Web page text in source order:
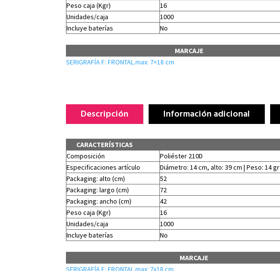
Peso caja (Kgr)
16
Unidades/caja
1000
Incluye baterías
No
MARCAJE
SERIGRAFÍA F: FRONTAL.max: 7×18 cm
Descripción Información adicional
CARACTERÍSTICAS
Composición
Poliéster 210D
Especificaciones artículo
Diámetro: 14 cm, alto: 39 cm | Peso: 14 gr
Packaging: alto (cm)
52
Packaging: largo (cm)
72
Packaging: ancho (cm)
42
Peso caja (Kgr)
16
Unidades/caja
1000
Incluye baterías
No
MARCAJE
SERIGRAFÍA F: FRONTAL.max: 7x18 cm